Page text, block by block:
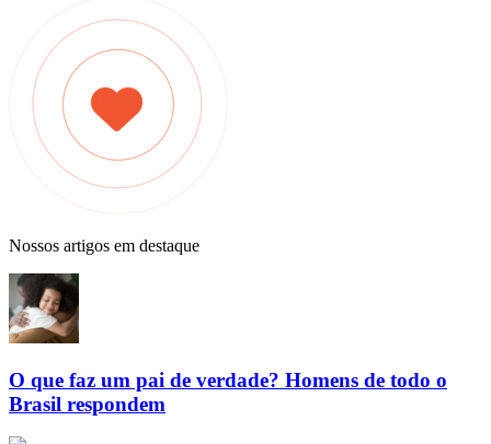
Nossos artigos em destaque
O que faz um pai de verdade? Homens de todo o
Brasil respondem